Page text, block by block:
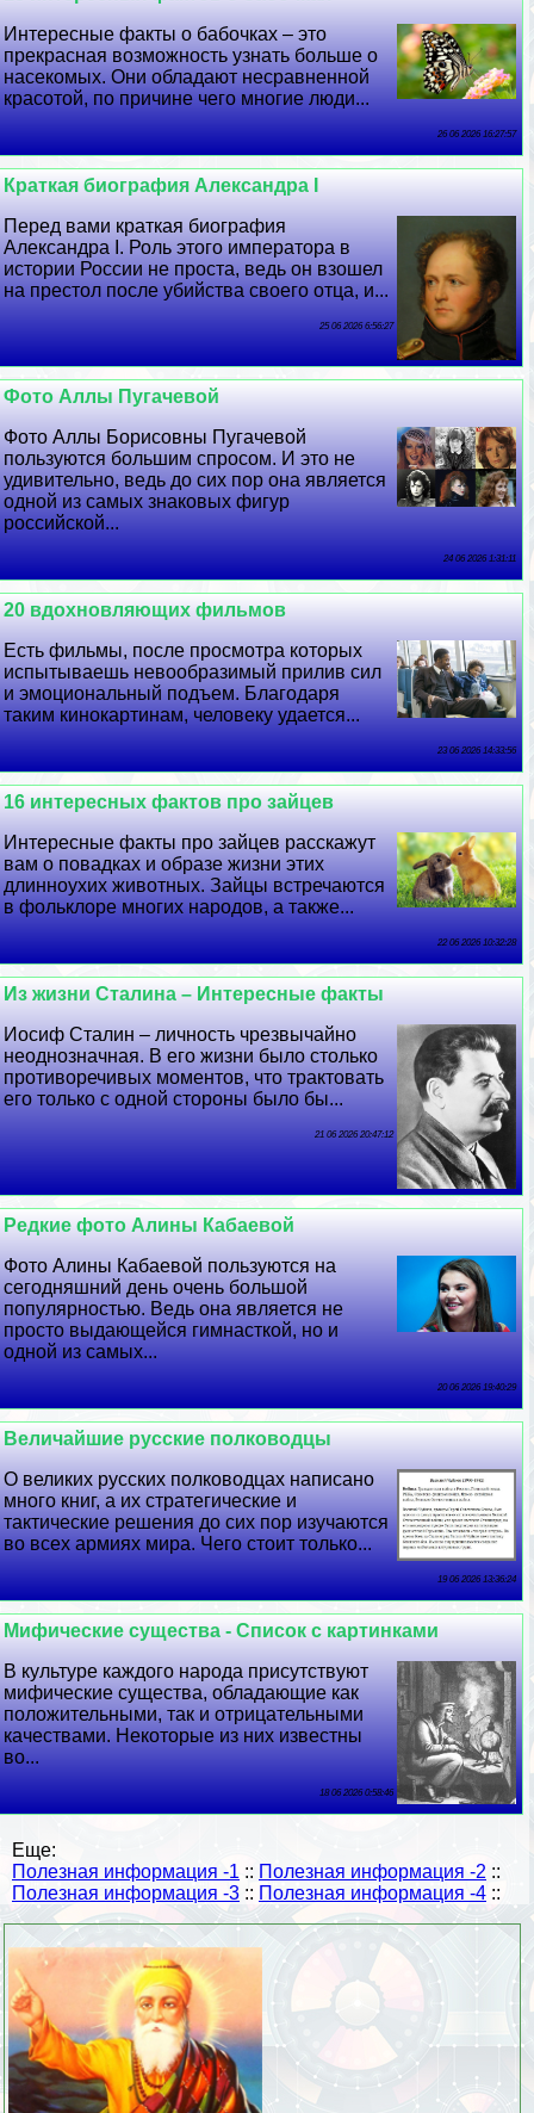
Интересные факты о бабочках – это
прекрасная возможность узнать больше о
насекомых. Они обладают несравненной
красотой, по причине чего многие люди...
26 06 2026 16:27:57
Краткая биография Александра I
Перед вами краткая биография
Александра I. Роль этого императора в
истории России не проста, ведь он взошел
на престол после убийства своего отца, и...
25 06 2026 6:56:27
Фото Аллы Пугачевой
Фото Аллы Борисовны Пугачевой
пользуются большим спросом. И это не
удивительно, ведь до сих пор она является
одной из самых знаковых фигур
российской...
24 06 2026 1:31:11
20 вдохновляющих фильмов
Есть фильмы, после просмотра которых
испытываешь невообразимый прилив сил
и эмоциональный подъем. Благодаря
таким кинокартинам, человеку удается...
23 06 2026 14:33:56
16 интересных фактов про зайцев
Интересные факты про зайцев расскажут
вам о повадках и образе жизни этих
длинноухих животных. Зайцы встречаются
в фольклоре многих народов, а также...
22 06 2026 10:32:28
Из жизни Сталина – Интересные факты
Иосиф Сталин – личность чрезвычайно
неоднозначная. В его жизни было столько
противоречивых моментов, что тpaктовать
его только с одной стороны было бы...
21 06 2026 20:47:12
Редкие фото Алины Кабаевой
Фото Алины Кабаевой пользуются на
сегодняшний день очень большой
популярностью. Ведь она является не
просто выдающейся гимнасткой, но и
одной из самых...
20 06 2026 19:40:29
Величайшие русские полководцы
О великих русских полководцах написано
много книг, а их стратегические и
тактические решения до сих пор изучаются
во всех армиях мира. Чего стоит только...
19 06 2026 13:36:24
Мифические существа - Список с картинками
В культуре каждого народа присутствуют
мифические существа, обладающие как
положительными, так и отрицательными
качествами. Некоторые из них известны
во...
18 06 2026 0:58:46
Еще:
Полезная информация -1 :: Полезная информация -2 ::
Полезная информация -3 :: Полезная информация -4 ::